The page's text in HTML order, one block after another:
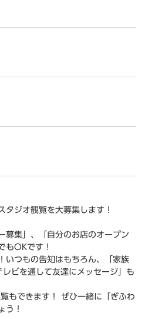
タジオ観覧を大募集します！
募集」、「自分のお店のオープン
もOKです！
いつもの告知はもちろん、「家族
ビを通して友達にメッセージ」も
もできます！ ぜひ一緒に「ぎふわ
う！